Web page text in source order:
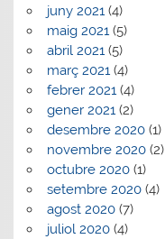
juny 2021(4)
maig 2021(5)
abril 2021(5)
març 2021(4)
febrer 2021(4)
gener 2021(2)
desembre 2020(1)
novembre 2020(2)
octubre 2020(1)
setembre 2020(4)
agost 2020(7)
juliol 2020(4)